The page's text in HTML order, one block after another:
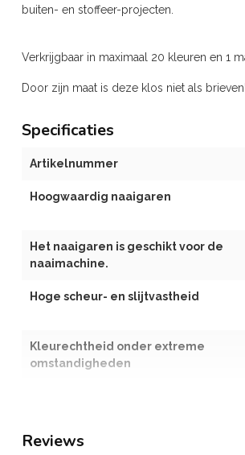
buiten- en stoffeer-projecten.
Verkrijgbaar in maximaal 20 kleuren en 1
Door zijn maat is deze klos niet als
Specificaties
Artikelnummer
Hoogwaardig naaigaren
Het naaigaren is geschikt voor de
naaimachine.
Hoge scheur- en slijtvastheid
Kleurechtheid onder extreme
omstandigheden
Reviews